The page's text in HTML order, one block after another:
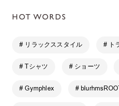
HOT WORDS
# リラックススタイル # ト
# Tシャツ # ショーツ
# Gymphlex #